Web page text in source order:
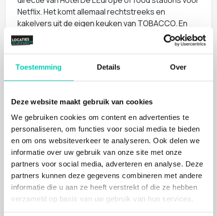
Toestemming Details Over
Deze website maakt gebruik van cookies
We gebruiken cookies om content en advertenties te
personaliseren, om functies voor social media te bieden
en om ons websiteverkeer te analyseren. Ook delen we
informatie over uw gebruik van onze site met onze
partners voor social media, adverteren en analyse. Deze
partners kunnen deze gegevens combineren met andere
informatie die u aan ze heeft verstrekt of die ze hebben
verzameld op basis van uw gebruik van hun services.
Netflix. Het komt allemaal rechtstreeks en
kakelvers uit de eigen keuken van TOBACCO. En
dat stukje haute cuisine? Dat wordt met liefde
verzorgd door chef Dennis Huwaë, bekroond met
mag natuurlijk ook.
Theater
Geluid, verlichting, live-streaming –alles is in huis
om een event vlekkeloos op maat te laten
verlopen. Reken op de expertise en passie voor
detail om van jouw bijeenkomst een succes te
maken. Bij TOBACCO houden ze ‘t hoofd koel en
het hart warm.
Meerwaarde cultuur